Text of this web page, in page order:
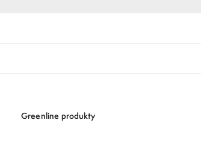
Greenline produkty